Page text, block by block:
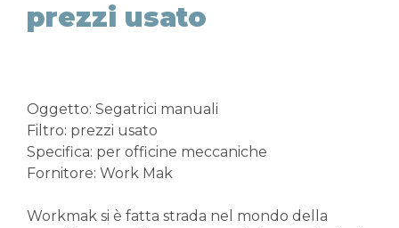
prezzi usato
Oggetto: Segatrici manuali
Filtro: prezzi usato
Specifica: per officine meccaniche
Fornitore: Work Mak
Workmak si è fatta strada nel mondo della